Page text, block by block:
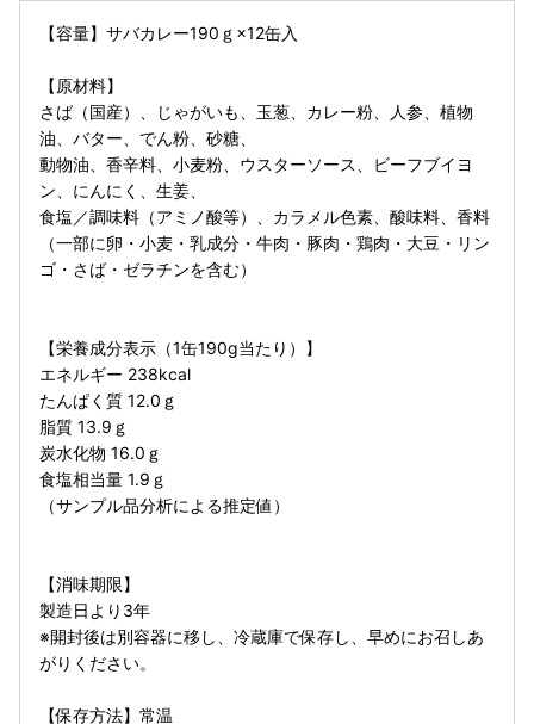
【容量】サバカレー190ｇ×12缶入
【原材料】
さば（国産）、じゃがいも、玉葱、カレー粉、人参、植物
油、バター、でん粉、砂糖、
動物油、香辛料、小麦粉、ウスターソース、ビーフブイヨ
ン、にんにく、生姜、
食塩／調味料（アミノ酸等）、カラメル色素、酸味料、香料
（一部に卵・小麦・乳成分・牛肉・豚肉・鶏肉・大豆・リン
ゴ・さば・ゼラチンを含む）
【栄養成分表示（1缶190g当たり）】
エネルギー 238kcal
たんぱく質 12.0ｇ
脂質 13.9ｇ
炭水化物 16.0ｇ
食塩相当量 1.9ｇ
（サンプル品分析による推定値）
【消味期限】
製造日より3年
※開封後は別容器に移し、冷蔵庫で保存し、早めにお召しあ
がりください。
【保存方法】常温